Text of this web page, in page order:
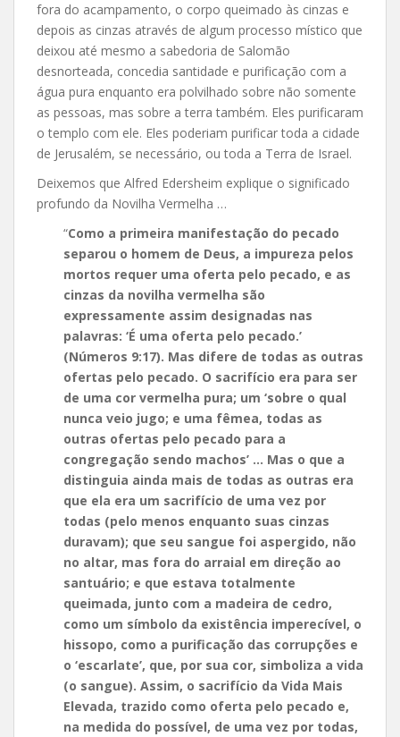
fora do acampamento, o corpo queimado às cinzas e
depois as cinzas através de algum processo místico que
deixou até mesmo a sabedoria de Salomão
desnorteada, concedia santidade e purificação com a
água pura enquanto era polvilhado sobre não somente
as pessoas, mas sobre a terra também. Eles purificaram
o templo com ele. Eles poderiam purificar toda a cidade
de Jerusalém, se necessário, ou toda a Terra de Israel.
Deixemos que Alfred Edersheim explique o significado
profundo da Novilha Vermelha …
“Como a primeira manifestação do pecado
separou o homem de Deus, a impureza pelos
mortos requer uma oferta pelo pecado, e as
cinzas da novilha vermelha são
expressamente assim designadas nas
palavras: ‘É uma oferta pelo pecado.’
(Números 9:17). Mas difere de todas as outras
ofertas pelo pecado. O sacrifício era para ser
de uma cor vermelha pura; um ‘sobre o qual
nunca veio jugo; e uma fêmea, todas as
outras ofertas pelo pecado para a
congregação sendo machos’ … Mas o que a
distinguia ainda mais de todas as outras era
que ela era um sacrifício de uma vez por
todas (pelo menos enquanto suas cinzas
duravam); que seu sangue foi aspergido, não
no altar, mas fora do arraial em direção ao
santuário; e que estava totalmente
queimada, junto com a madeira de cedro,
como um símbolo da existência imperecível, o
hissopo, como a purificação das corrupções e
o ‘escarlate’, que, por sua cor, simboliza a vida
(o sangue). Assim, o sacrifício da Vida Mais
Elevada, trazido como oferta pelo pecado e,
na medida do possível, de uma vez por todas,